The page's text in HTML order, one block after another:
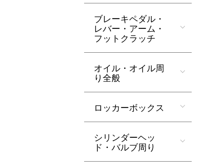
ブレーキペダル・
レバー・アーム・
フットクラッチ
オイル・オイル周
り全般
ロッカーボックス
シリンダーヘッ
ド・バルブ周り